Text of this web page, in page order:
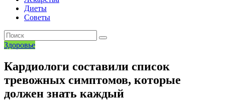
Диеты
Советы
Здоровье
Кардиологи составили список
тревожных симптомов, которые
должен знать каждый